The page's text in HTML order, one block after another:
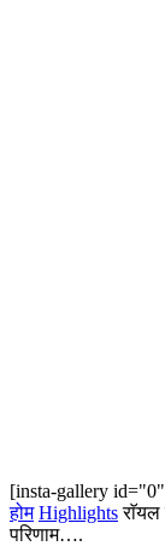
[insta-gallery
होम Highlights राॅयल
परिणाम….